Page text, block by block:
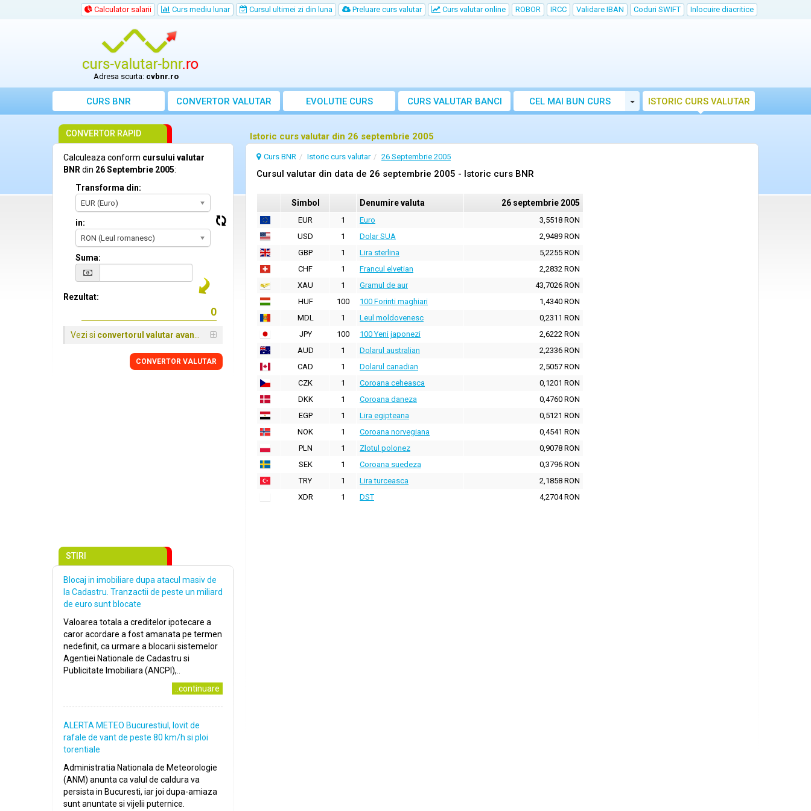
Calculator salarii Curs mediu lunar Cursul ultimei zi din luna Preluare curs valutar Curs valutar online ROBOR IRCC Validare IBAN Coduri SWIFT Inlocuire diacritice
Adresa scurta: cvbnr.ro
CURS BNR CONVERTOR VALUTAR EVOLUTIE CURS CURS VALUTAR BANCI CEL MAI BUN CURS Toggle Dropdown
ISTORIC CURS VALUTAR
Istoric curs valutar din 26 septembrie 2005
Curs BNR Istoric curs valutar 26 Septembrie 2005
Cursul valutar din data de 26 septembrie 2005 - Istoric curs BNR
Simbol Denumire valuta 26 septembrie 2005
EUR 1 Euro
3,5518 RON
USD
1 Dolar SUA
2,9489 RON
GBP
1 Lira sterlina
5,2255 RON
CHF
1 Francul elvetian
2,2832 RON
XAU
1 Gramul de aur
43,7026 RON
HUF
100 100 Forinti maghiari
1,4340 RON
MDL
1 Leul moldovenesc
0,2311 RON
JPY
100 100 Yeni japonezi
2,6222 RON
AUD
1 Dolarul australian
2,2336 RON
CAD
1 Dolarul canadian
2,5057 RON
CZK
1 Coroana ceheasca
0,1201 RON
DKK
1 Coroana daneza
0,4760 RON
EGP
1 Lira egipteana
0,5121 RON
NOK
1 Coroana norvegiana
0,4541 RON
PLN
1 Zlotul polonez
0,9078 RON
SEK
1 Coroana suedeza
0,3796 RON
TRY
1 Lira turceasca
2,1858 RON
XDR
1 DST 4,2704 RON
CONVERTOR RAPID
Calculeaza conform cursului valutar
BNR din 26 Septembrie 2005:
Transforma din:
EUR (Euro)
in:
RON (Leul romanesc)
Suma:
Rezultat:
Vezi si convertorul valutar avansat
CONVERTOR VALUTAR
STIRI
Blocaj in imobiliare dupa atacul masiv de
la Cadastru. Tranzactii de peste un miliard
de euro sunt blocate
Valoarea totala a creditelor ipotecare a
caror acordare a fost amanata pe termen
nedefinit, ca urmare a blocarii sistemelor
Agentiei Nationale de Cadastru si
Publicitate Imobiliara (ANCPI),..
..continuare
ALERTA METEO Bucurestiul, lovit de
rafale de vant de peste 80 km/h si ploi
torentiale
Administratia Nationala de Meteorologie
(ANM) anunta ca valul de caldura va
persista in Bucuresti, iar joi dupa-amiaza
sunt anuntate si vijelii puternice.